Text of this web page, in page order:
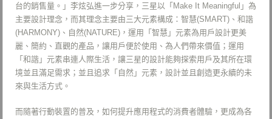
台的銷售量。」李炫弘進一步分享，三星以「Make It Meaningful」為
主要設計理念，而其理念主要由三大元素構成：智慧(SMART)、和諧
(HARMONY)、自然(NATURE)，運用「智慧」元素為用戶設計更美
麗、簡約、直觀的產品，讓用戶便於使用、為人們帶來價值；運用
「和諧」元素串連人際生活，讓三星的設計能夠探索用戶及其所在環
境並且滿足需求；並且追求「自然」元素，設計並且創造更永續的未
來與生活方式。
而隨著行動裝置的普及，如何提升應用程式的消費者體驗，更成為各